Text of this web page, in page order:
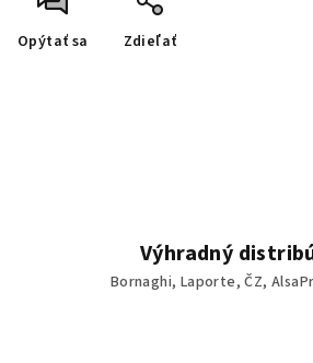
Opýtať sa Zdieľať
Výhradný
Bornaghi, Laporte, ČZ,